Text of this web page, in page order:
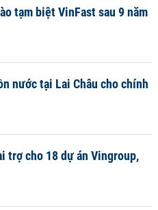
tạm biệt VinFast sau 9 năm
nước tại Lai Châu cho chính
trợ cho 18 dự án Vingroup,